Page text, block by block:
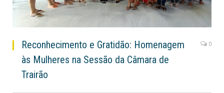
Reconhecimento e Gratidão: Homenagem
às Mulheres na Sessão da Câmara de
Trairão
0